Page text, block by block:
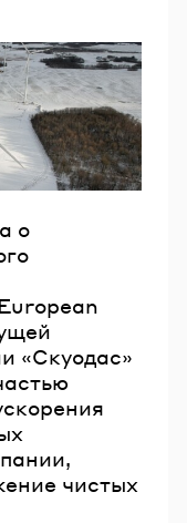
о
«Скуодас»
чистых
пароль?